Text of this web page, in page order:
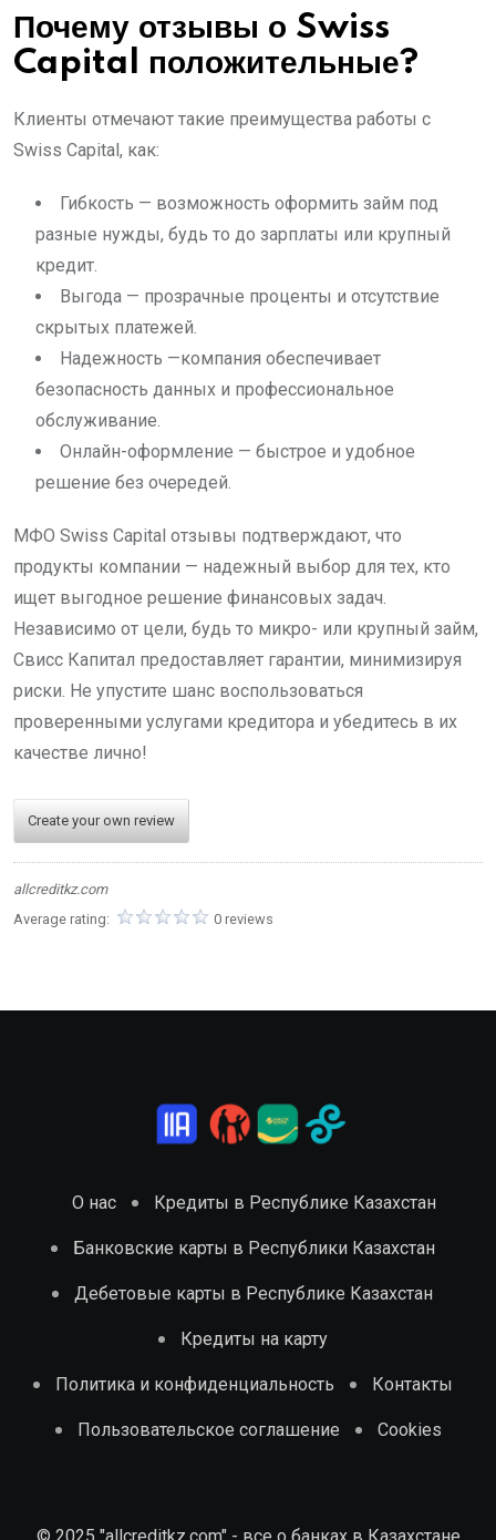
Почему отзывы о Swiss
Capital положительные?
Клиенты отмечают такие преимущества работы с
Swiss Capital, как:
Гибкость — возможность оформить займ под
разные нужды, будь то до зарплаты или крупный
кредит.
Выгода — прозрачные проценты и отсутствие
скрытых платежей.
Надежность —компания обеспечивает
безопасность данных и профессиональное
обслуживание.
Онлайн-оформление — быстрое и удобное
решение без очередей.
МФО Swiss Capital отзывы подтверждают, что
продукты компании — надежный выбор для тех, кто
ищет выгодное решение финансовых задач.
Независимо от цели, будь то микро- или крупный займ,
Свисс Капитал предоставляет гарантии, минимизируя
риски. Не упустите шанс воспользоваться
проверенными услугами кредитора и убедитесь в их
качестве лично!
Create your own review
allcreditkz.com
Average rating:
0 reviews
О нас Кредиты в Республике Казахстан
Банковские карты в Республики Казахстан
Дебетовые карты в Республике Казахстан
Кредиты на карту
Политика и конфиденциальность Контакты
Пользовательское соглашение Cookies